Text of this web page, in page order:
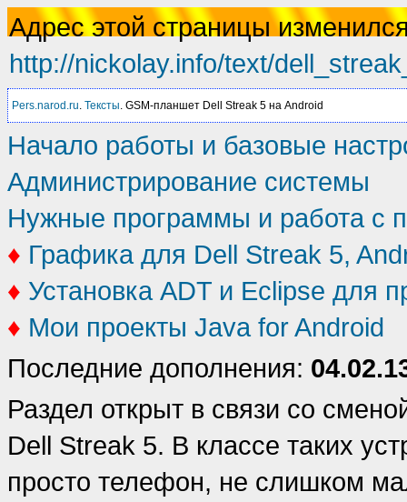
Адрес этой страницы
http://nickolay.info/text/
Pers.narod.ru. Тексты. GSM-планшет Dell Streak 5 на Android
Начало работы и базовые
Администрирование системы
Нужные программы и работа с
♦ Графика для Dell Streak 5,
♦ Установка ADT и Eclipse для
♦ Мои проекты Java for Android
Последние дополнения:
Раздел открыт в связи со
Dell Streak 5. В классе таких
просто телефон, не слишком